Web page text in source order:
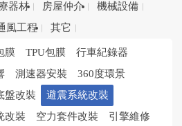
器材 房屋仲介
機械設備
風工程 其它
膜 TPU包膜
行車紀錄器
測速器安裝
360度環景
盤改裝
避震系統改裝
改裝 空力套件改裝
引擎維修